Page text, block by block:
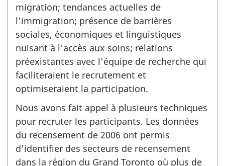
migration; tendances actuelles de
l'immigration; présence de barrières
sociales, économiques et linguistiques
nuisant à l'accès aux soins; relations
préexistantes avec l'équipe de recherche qui
faciliteraient le recrutement et
optimiseraient la participation.
Nous avons fait appel à plusieurs techniques
pour recruter les participants. Les données
du recensement de 2006 ont permis
d'identifier des secteurs de recensement
dans la région du Grand Toronto où plus de